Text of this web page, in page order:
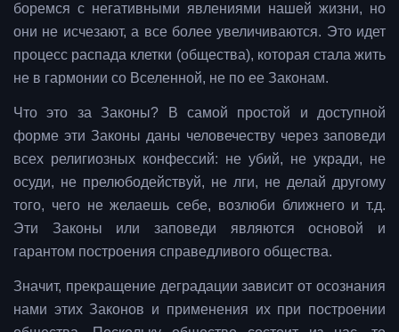
боремся с негативными явлениями нашей жизни, но
они не исчезают, а все более увеличиваются. Это идет
процесс распада клетки (общества), которая стала жить
не в гармонии со Вселенной, не по ее Законам.
Что это за Законы? В самой простой и доступной
форме эти Законы даны человечеству через заповеди
всех религиозных конфессий: не убий, не укради, не
осуди, не прелюбодействуй, не лги, не делай другому
того, чего не желаешь себе, возлюби ближнего и т.д.
Эти Законы или заповеди являются основой и
гарантом построения справедливого общества.
Значит, прекращение деградации зависит от осознания
нами этих Законов и применения их при построении